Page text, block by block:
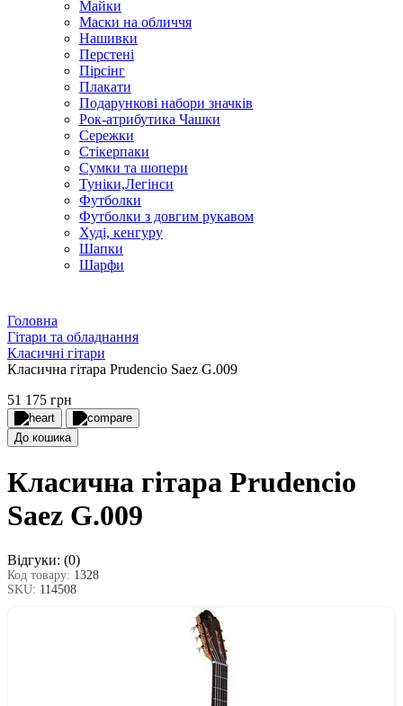
Майки
Маски на обличчя
Нашивки
Перстені
Пірсінг
Плакати
Подарункові набори значків
Рок-атрибутика Чашки
Сережки
Стікерпаки
Сумки та шопери
Туніки,Легінси
Футболки
Футболки з довгим рукавом
Худі, кенгуру
Шапки
Шарфи
Головна
Гітари та обладнання
Класичні гітари
Класична гітара Prudencio Saez G.009
51 175 грн
До кошика
Класична гітара Prudencio
Saez G.009
Відгуки: (0)
Код товару: 1328
SKU: 114508